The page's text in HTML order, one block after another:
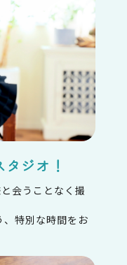
ジオ！
会うことなく撮
特別な時間をお
、あらかじめユー
者に個人情報を
し、個人情報保
合を除きます。
護のために必要
を得ることが困難
健全な育成の推進
って、本人の同意
遂行することに
あって、本人の同
行に支障を及ぼ
表し、かつ弊社
たとき
むこと